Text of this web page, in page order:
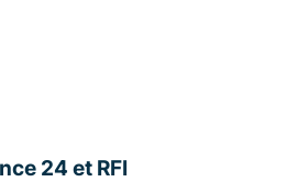
24 et RFI